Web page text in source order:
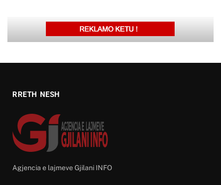
RRETH NESH
Agjencia e lajmeve Gjilani INFO